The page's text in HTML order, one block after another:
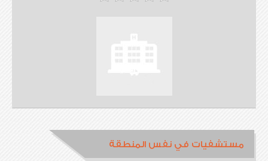
مستشفيات في نفس المنطقة